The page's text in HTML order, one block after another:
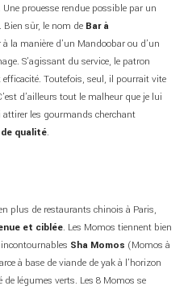
. Une prouesse rendue possible par un
sûr, le nom de Bar à
la manière d’un Mandoobar ou d’un
S’agissant du service, le patron
Toutefois, seul, il pourrait vite
d’ailleurs tout le malheur que je lui
les gourmands cherchant
qualité.
plus de restaurants chinois à Paris,
et ciblée. Les Momos tiennent bien
incontournables Sha Momos (Momos à
à base de viande de yak à l’horizon
de légumes verts. Les 8 Momos se